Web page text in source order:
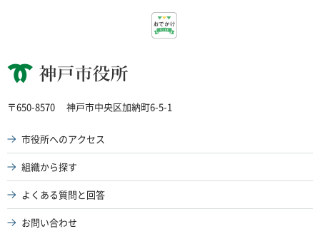
神戸市役所
〒650-8570 神戸市中央区加納町6-5-1
市役所へのアクセス
組織から探す
よくある質問と回答
お問い合わせ